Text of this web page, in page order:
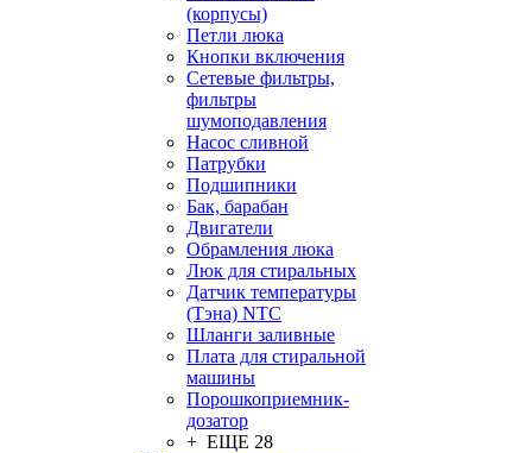
(корпусы)
Петли люка
Кнопки включения
Сетевые фильтры,
фильтры
шумоподавления
Насос сливной
Патрубки
Подшипники
Бак, барабан
Двигатели
Обрамления люка
Люк для стиральных
Датчик температуры
(Тэна) NTC
Шланги заливные
Плата для стиральной
машины
Порошкоприемник-
дозатор
+ ЕЩЕ 28